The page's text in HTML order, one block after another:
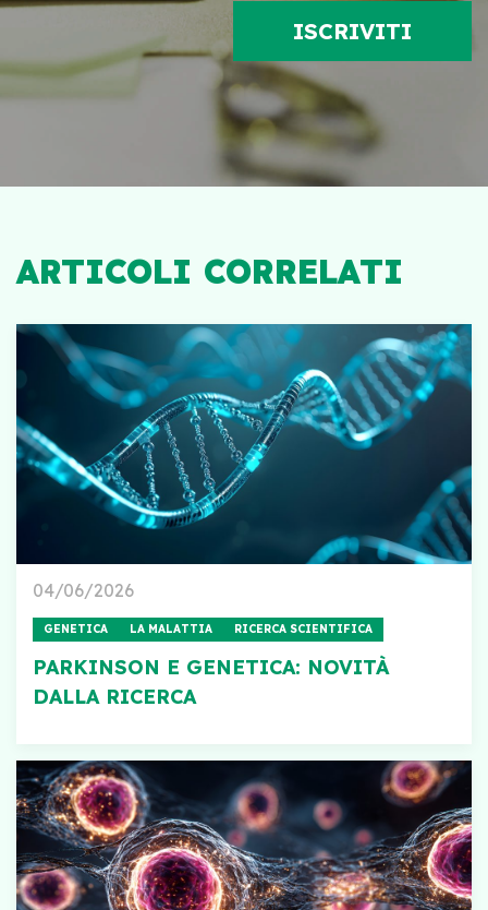
ARTICOLI CORRELATI
04/06/2026
GENETICA LA MALATTIA RICERCA SCIENTIFICA
PARKINSON E GENETICA: NOVITÀ
DALLA RICERCA